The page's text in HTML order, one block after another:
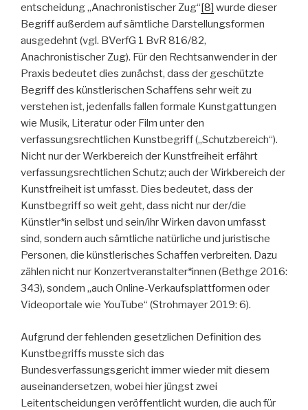
entscheidung „Anachronistischer Zug“[8] wurde dieser
Begriff außerdem auf sämtliche Darstellungsformen
ausgedehnt (vgl. BVerfG 1 BvR 816/82,
Anachronistischer Zug). Für den Rechtsanwender in der
Praxis bedeutet dies zunächst, dass der geschützte
Begriff des künstlerischen Schaffens sehr weit zu
verstehen ist, jedenfalls fallen formale Kunstgattungen
wie Musik, Literatur oder Film unter den
verfassungsrechtlichen Kunstbegriff („Schutzbereich“).
Nicht nur der Werkbereich der Kunstfreiheit erfährt
verfassungsrechtlichen Schutz; auch der Wirkbereich der
Kunstfreiheit ist umfasst. Dies bedeutet, dass der
Kunstbegriff so weit geht, dass nicht nur der/die
Künstler*in selbst und sein/ihr Wirken davon umfasst
sind, sondern auch sämtliche natürliche und juristische
Personen, die künstlerisches Schaffen verbreiten. Dazu
zählen nicht nur Konzertveranstalter*innen (Bethge 2016:
343), sondern „auch Online-Verkaufsplattformen oder
Videoportale wie YouTube“ (Strohmayer 2019: 6).
Aufgrund der fehlenden gesetzlichen Definition des
Kunstbegriffs musste sich das
Bundesverfassungsgericht immer wieder mit diesem
auseinandersetzen, wobei hier jüngst zwei
Leitentscheidungen veröffentlicht wurden, die auch für